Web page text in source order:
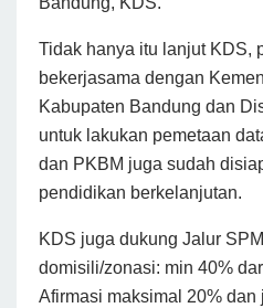
Tidak hanya itu lanjut KDS,
bekerjasama dengan
Kabupaten Bandung dan
untuk lakukan pemetaan
dan PKBM juga sudah
pendidikan berkelanjutan.
KDS juga dukung Jalur
domisili/zonasi: min 40%
Afirmasi maksimal 20% dan